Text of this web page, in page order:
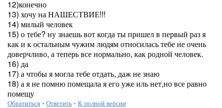
12)конечно
13) хочу на НАШЕСТВИЕ!!!
14) милый человек
15) о тебе? ну знаешь вот когда ты пришел в первый раз я
как и к остальным чужим людям относилась тебе не очень
доверчливо, а теперь все нормально, как родной человек.
16) да
17) а чтобы я могла тебе отдать, даж не знаю
18) а я не помню помещала я его уже иль нет,но все равно
помещу
Обратиться - Ответить - К полной версии